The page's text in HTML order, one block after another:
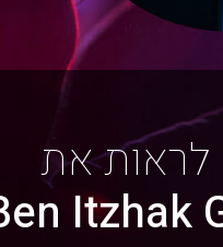
את
Itzhak